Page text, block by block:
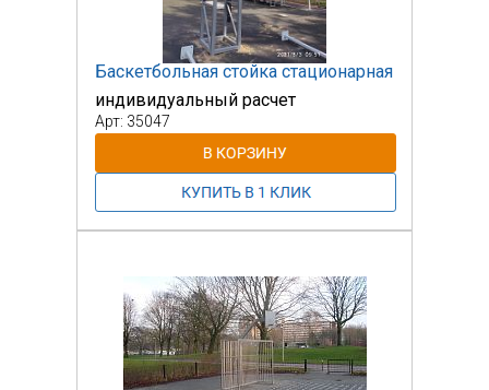
Баскетбольная стойка стационарная
индивидуальный расчет
Арт: 35047